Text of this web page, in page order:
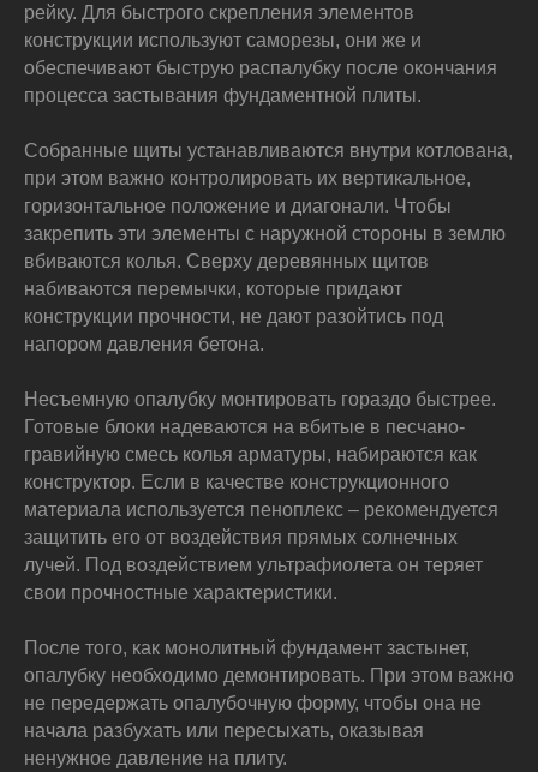
рейку. Для быстрого скрепления элементов
конструкции используют саморезы, они же и
обеспечивают быструю распалубку после окончания
процесса застывания фундаментной плиты.
Собранные щиты устанавливаются внутри котлована,
при этом важно контролировать их вертикальное,
горизонтальное положение и диагонали. Чтобы
закрепить эти элементы с наружной стороны в землю
вбиваются колья. Сверху деревянных щитов
набиваются перемычки, которые придают
конструкции прочности, не дают разойтись под
напором давления бетона.
Несъемную опалубку монтировать гораздо быстрее.
Готовые блоки надеваются на вбитые в песчано-
гравийную смесь колья арматуры, набираются как
конструктор. Если в качестве конструкционного
материала используется пеноплекс – рекомендуется
защитить его от воздействия прямых солнечных
лучей. Под воздействием ультрафиолета он теряет
свои прочностные характеристики.
После того, как монолитный фундамент застынет,
опалубку необходимо демонтировать. При этом важно
не передержать опалубочную форму, чтобы она не
начала разбухать или пересыхать, оказывая
ненужное давление на плиту.